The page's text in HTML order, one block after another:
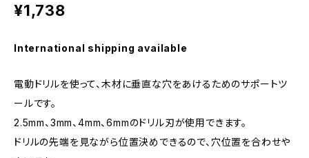
¥1,738
International shipping available
電動ドリルを使って、木材に垂直な穴をあけるためのサポートツ
ールです。
2.5mm、3mm、4mm、6mmのドリル刃が使用できます。
ドリルの先端を見ながら位置決めできるので、穴位置を合わせや